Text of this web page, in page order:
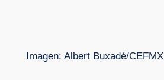
Imagen: Albert Buxadé/CEFMX